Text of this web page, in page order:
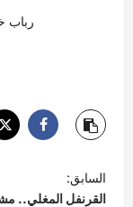
رباب
ص
السابق:
القرنفل المغلي..